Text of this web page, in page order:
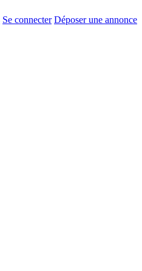
Se connecter Déposer une annonce